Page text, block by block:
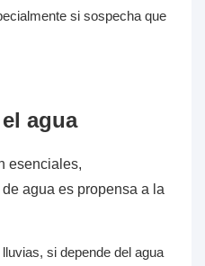
si sospecha que
agua
esenciales,
agua es propensa a la
si depende del agua